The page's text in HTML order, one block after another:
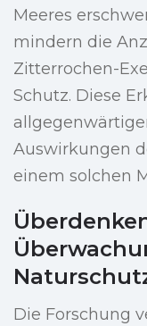
Meeres
mindern die
Zitterrochen-
Schutz. Diese
Auswirkungen
einem solchen
Die Forschung